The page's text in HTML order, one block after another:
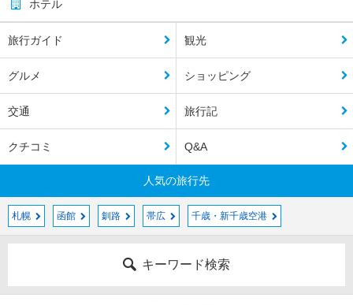
ホテル
旅行ガイド 観光
グルメ ショッピング
交通 旅行記
クチコミ Q&A
人気の旅行先
札幌 函館 釧路 帯広 千歳・新千歳空港
キーワード検索